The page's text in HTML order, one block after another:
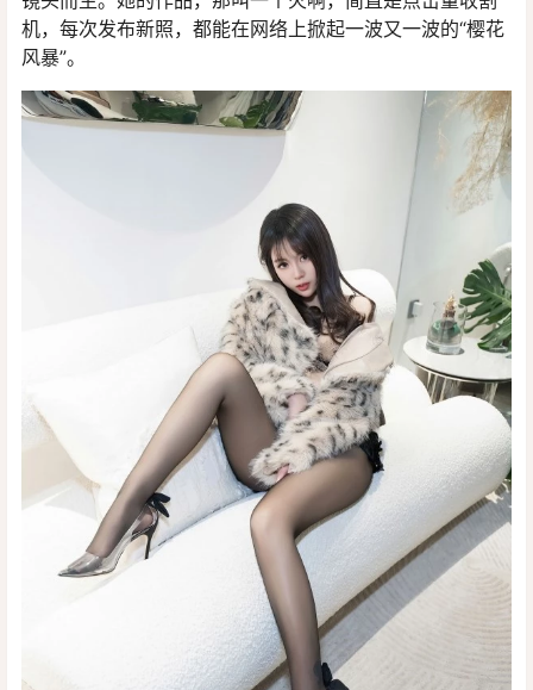
机，每次发布新照，都能在网络上掀起一波又一波的“樱花
风暴”。